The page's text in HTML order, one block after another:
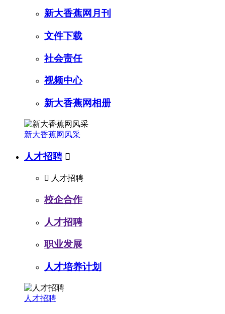
新大香蕉网月刊
文件下载
社会责任
视频中心
新大香蕉网相册
新大香蕉网风采
人才招聘 
 人才招聘
校企合作
人才招聘
职业发展
人才培养计划
人才招聘